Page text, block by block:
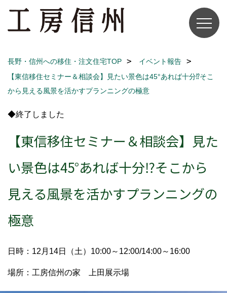
長野・信州への移住・注文住宅TOP
イベント報告
【東信移住セミナー＆相談会】見たい景色は45°あれば十分⁉そこ
から見える風景を活かすプランニングの極意
◆終了しました
【東信移住セミナー＆相談会】見た
い景色は45°あれば十分⁉そこから
見える風景を活かすプランニングの
極意
日時：12月14日（土）10:00～12:00/14:00～16:00
場所：工房信州の家 上田展示場